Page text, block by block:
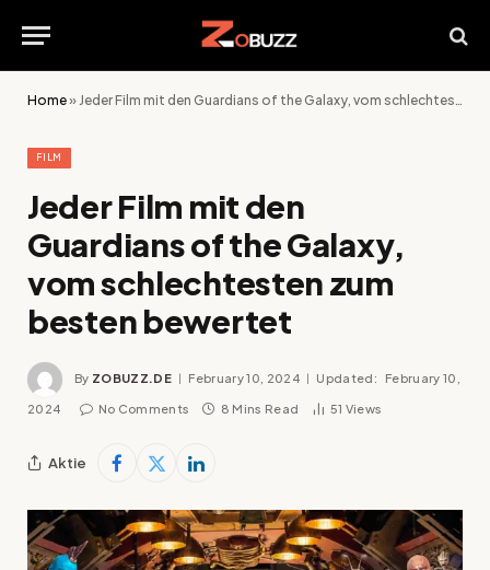
Home»Jeder Film mit den Guardians of the Galaxy, vom schlechtesten zum besten bewertet
FILM
Jeder Film mit den
Guardians of the Galaxy,
vom schlechtesten zum
besten bewertet
By ZOBUZZ.DE February 10, 2024 Updated: February 10,
2024 No Comments 8 Mins Read 51 Views
Aktie